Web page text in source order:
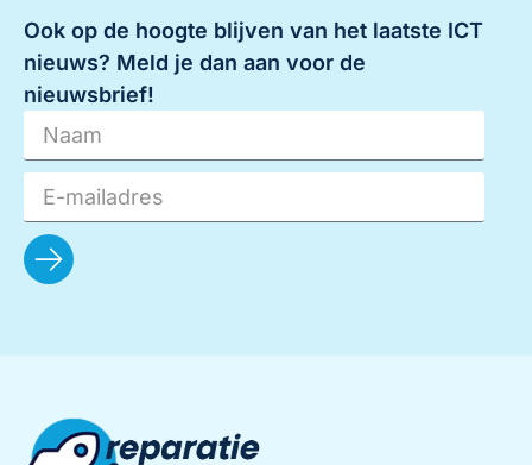
Ook op de hoogte blijven van het laatste ICT
nieuws? Meld je dan aan voor de
nieuwsbrief!